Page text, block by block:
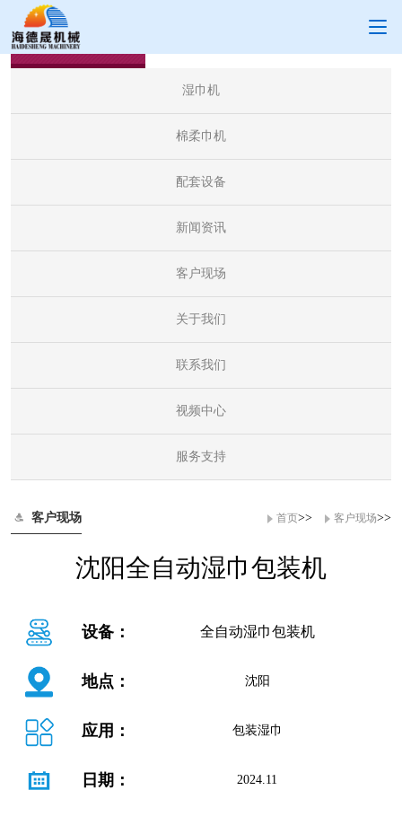
客户现场
湿巾机
棉柔巾机
配套设备
新闻资讯
客户现场
关于我们
联系我们
视频中心
服务支持
客户现场 首页>> 客户现场>>
沈阳全自动湿巾包装机
设备： 全自动湿巾包装机
地点： 沈阳
应用： 包装湿巾
日期： 2024.11